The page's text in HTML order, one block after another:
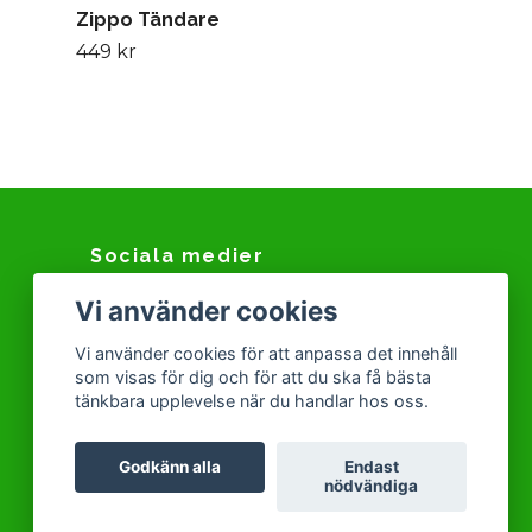
Zippo Tändare
449 kr
Sociala medier
Facebook
Instagram
Snapchat
Tiktok
Vi använder cookies
Vi använder cookies för att anpassa det innehåll
som visas för dig och för att du ska få bästa
tänkbara upplevelse när du handlar hos oss.
Godkänn alla
Endast
nödvändiga